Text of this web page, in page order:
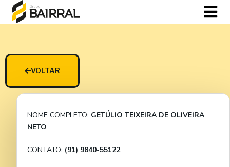
VOLTAR
NOME COMPLETO: GETÚLIO TEIXEIRA DE OLIVEIRA
NETO
CONTATO: (91) 9840-55122